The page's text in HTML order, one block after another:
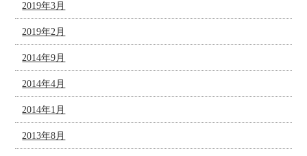
2019年3月
2019年2月
2014年9月
2014年4月
2014年1月
2013年8月